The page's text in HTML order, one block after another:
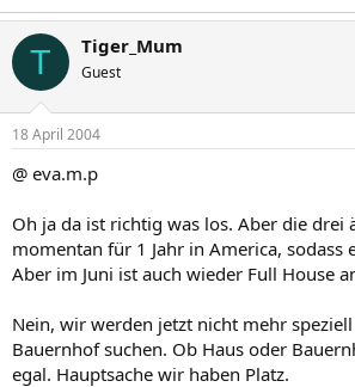
T Tiger_Mum
Guest
18 April 2004
@ eva.m.p
Oh ja da ist richtig was los. Aber die drei
momentan für 1 Jahr in America, sodass
Aber im Juni ist auch wieder Full House
Nein, wir werden jetzt nicht mehr
Bauernhof suchen. Ob Haus oder
egal. Hauptsache wir haben Platz.